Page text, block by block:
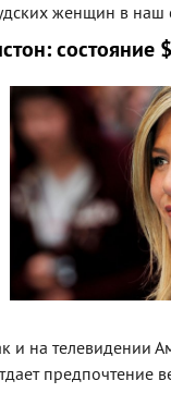
женщин в наш
состояние
и на телевидении
предпочтение